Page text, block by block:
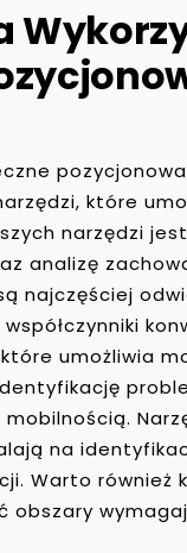
które
narzędzi
analizę
najczęściej
umożliwia
na
Warto również
obszary